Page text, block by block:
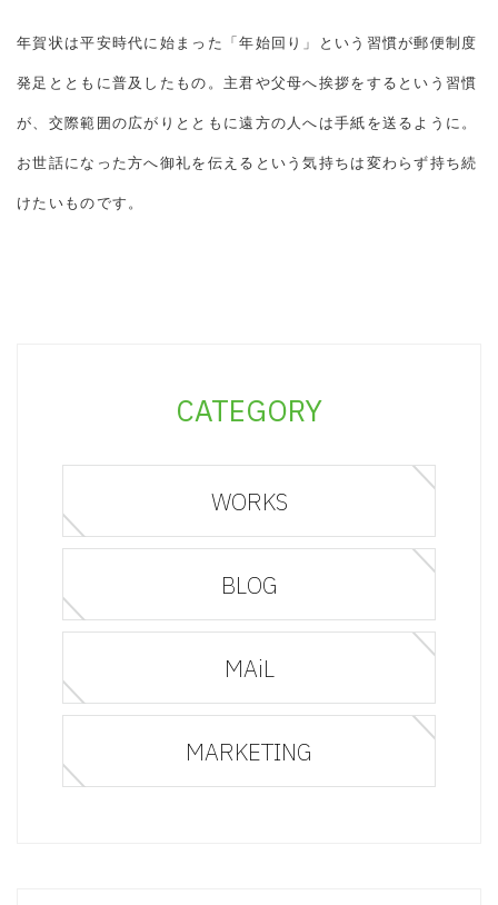
年賀状は平安時代に始まった「年始回り」という習慣が郵便制度
発足とともに普及したもの。主君や父母へ挨拶をするという習慣
が、交際範囲の広がりとともに遠方の人へは手紙を送るように。
お世話になった方へ御礼を伝えるという気持ちは変わらず持ち続
けたいものです。
CATEGORY
WORKS
BLOG
MAiL
MARKETING